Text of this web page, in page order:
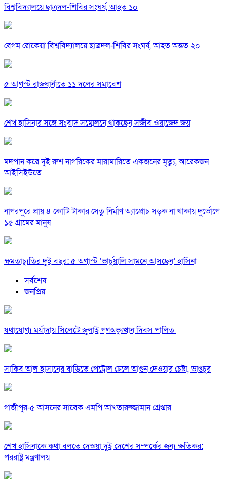
বিশ্ববিদ্যালয়ে ছাত্রদল-শিবির সংঘর্ষ, আহত ১০
বেগম রোকেয়া বিশ্ববিদ্যালয়ে ছাত্রদল-শিবির সংঘর্ষ, আহত অন্তত ২০
৫ আগস্ট রাজধানীতে ১১ দলের সমাবেশ
শেখ হাসিনার সঙ্গে সংবাদ সম্মেলনে থাকছেন সজীব ওয়াজেদ জয়
মদপান করে দুই রুশ নাগরিকের মারামারিতে একজনের মৃত্যু, আরেকজন
আইসিইউতে
নাগরপুরে প্রায় ৪ কোটি টাকার সেতু নির্মাণ অ্যাপ্রোচ সড়ক না থাকায় দুর্ভোগে
১৫ গ্রামের মানুষ
ক্ষমতাচ্যুতির দুই বছর: ৫ অগাস্ট ‘ভার্চুয়ালি সামনে আসছেন’ হাসিনা
সর্বশেষ
জনপ্রিয়
যথাযোগ্য মর্যাদায় সিলেটে জুলাই গণঅভ্যুত্থান দিবস পালিত
সাকিব আল হাসানের বাড়িতে পেট্রোল ঢেলে আগুন দেওয়ার চেষ্টা, ভাঙচুর
গাজীপুর-৫ আসনের সাবেক এমপি আখতারুজ্জামান গ্রেপ্তার
শেখ হাসিনাকে কথা বলতে দেওয়া দুই দেশের সম্পর্কের জন্য ক্ষতিকর:
পররাষ্ট্র মন্ত্রণালয়